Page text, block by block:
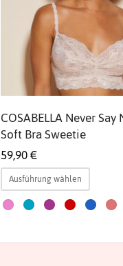
COSABELLA Never Say
Soft Bra Sweetie
59,90€
Ausführung wählen Dieses
Produkt
weist